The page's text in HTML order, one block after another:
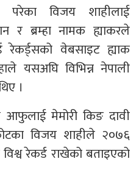
परेका विजय शाहीलाई
र ब्रम्हा नामक ह्याकरले
वेबसाइट ह्याक
यसअघि विभिन्न नेपाली
।
मेमोरी किङ दावी
विजय शाहीले २०७६
रेकर्ड राखेको बताइएको